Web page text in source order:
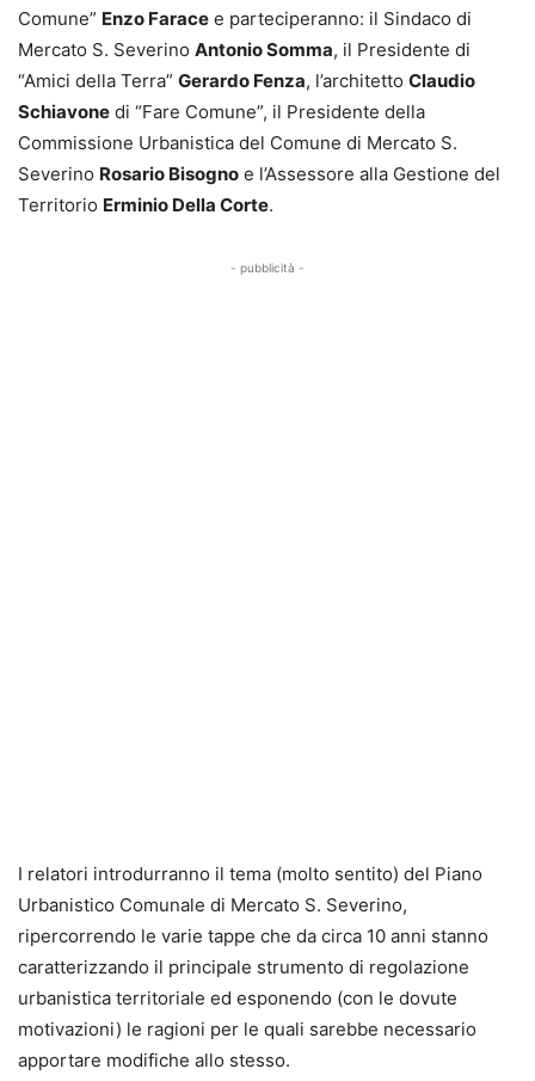
Comune” Enzo Farace e parteciperanno: il Sindaco di
Mercato S. Severino Antonio Somma, il Presidente di
“Amici della Terra” Gerardo Fenza, l’architetto Claudio
Schiavone di “Fare Comune”, il Presidente della
Commissione Urbanistica del Comune di Mercato S.
Severino Rosario Bisogno e l’Assessore alla Gestione del
Territorio Erminio Della Corte.
- pubblicità -
I relatori introdurranno il tema (molto sentito) del Piano
Urbanistico Comunale di Mercato S. Severino,
ripercorrendo le varie tappe che da circa 10 anni stanno
caratterizzando il principale strumento di regolazione
urbanistica territoriale ed esponendo (con le dovute
motivazioni) le ragioni per le quali sarebbe necessario
apportare modifiche allo stesso.